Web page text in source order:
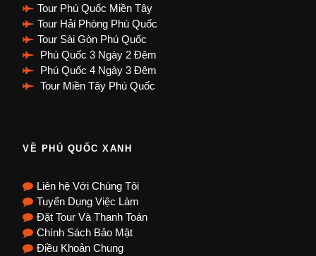
Tour Phú Quốc Miền Tây
Tour Hải Phòng Phú Quốc
Tour Sài Gòn Phú Quốc
Phú Quốc 3 Ngày 2 Đêm
Phú Quốc 4 Ngày 3 Đêm
Tour Miền Tây Phú Quốc
VỀ PHÚ QUỐC XANH
Liên hệ Với Chúng Tôi
Tuyển Dụng Việc Làm
Đặt Tour Và Thanh Toán
Chính Sách Bảo Mật
Điều Khoản Chung